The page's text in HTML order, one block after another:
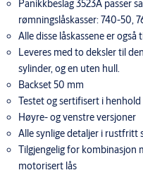
Panikkbeslag 3523A passer
rømningslåskasser: 740-50,
Alle disse låskassene er
Leveres med to deksler til
sylinder, og en uten hull.
Backset 50 mm
Testet og sertifisert i henhold
Høyre- og venstre versjoner
Alle synlige detaljer i rustfritt
Tilgjengelig for kombinasjon
motorisert lås